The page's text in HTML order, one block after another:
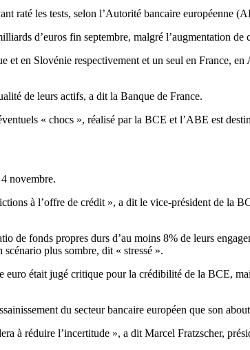
raté les tests, selon l’Autorité bancaire européenne
d’euros fin septembre, malgré l’augmentation de
en Slovénie respectivement et un seul en France,
de leurs actifs, a dit la Banque de France.
« chocs », réalisé par la BCE et l’ABE est
novembre.
à l’offre de crédit », a dit le vice-président de la
de fonds propres durs d’au moins 8% de leurs
plus sombre, dit « stressé ».
était jugé critique pour la crédibilité de la BCE,
du secteur bancaire européen que son
à réduire l’incertitude », a dit Marcel Fratzscher,